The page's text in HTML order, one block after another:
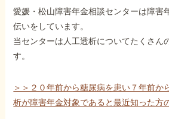
愛媛・松山障害年金相談センターは障害
伝いをしています。
当センターは人工透析についてたくさん
す。
＞＞２０年前から糖尿病を患い７年前か
析が障害年金対象であると最近知った方